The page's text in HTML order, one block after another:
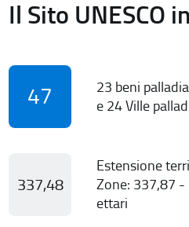
Il Sito UNESCO
47
23 beni
e 24 Ville
337,48
Estensione
Zone: 337,87
ettari